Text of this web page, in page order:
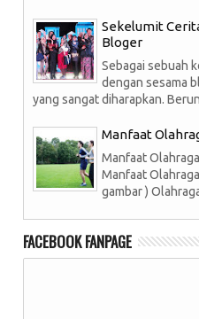
Sekelumit
Bloger
Sebagai sebuah
dengan sesama
yang sangat diharapkan.
Manfaat
Manfaat
Manfaat
gambar )
FACEBOOK FANPAGE